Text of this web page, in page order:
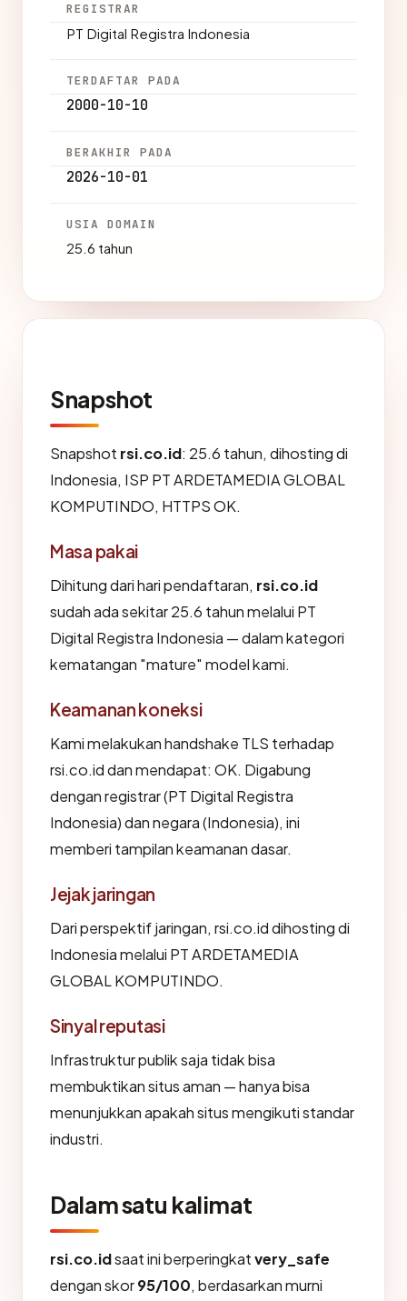
REGISTRAR
PT Digital Registra Indonesia
TERDAFTAR PADA
2000-10-10
BERAKHIR PADA
2026-10-01
USIA DOMAIN
25.6 tahun
Snapshot
Snapshot rsi.co.id: 25.6 tahun, dihosting di
Indonesia, ISP PT ARDETAMEDIA GLOBAL
KOMPUTINDO, HTTPS OK.
Masa pakai
Dihitung dari hari pendaftaran, rsi.co.id
sudah ada sekitar 25.6 tahun melalui PT
Digital Registra Indonesia — dalam kategori
kematangan "mature" model kami.
Keamanan koneksi
Kami melakukan handshake TLS terhadap
rsi.co.id dan mendapat: OK. Digabung
dengan registrar (PT Digital Registra
Indonesia) dan negara (Indonesia), ini
memberi tampilan keamanan dasar.
Jejak jaringan
Dari perspektif jaringan, rsi.co.id dihosting di
Indonesia melalui PT ARDETAMEDIA
GLOBAL KOMPUTINDO.
Sinyal reputasi
Infrastruktur publik saja tidak bisa
membuktikan situs aman — hanya bisa
menunjukkan apakah situs mengikuti standar
industri.
Dalam satu kalimat
rsi.co.idsaat ini berperingkatvery_safe
dengan skor95/100, berdasarkan murni